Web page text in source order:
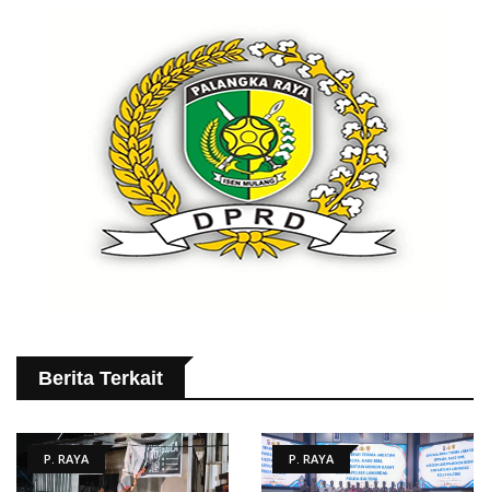
Berita Terkait
P. RAYA P. RAYA